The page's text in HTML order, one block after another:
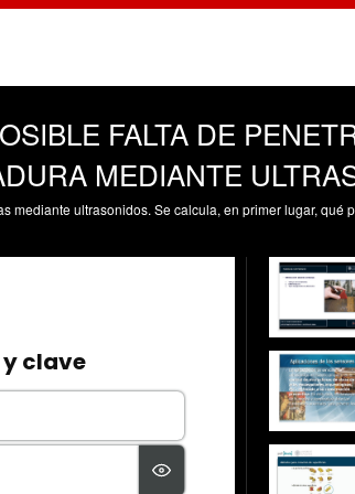
FALTA DE
MEDIANTE